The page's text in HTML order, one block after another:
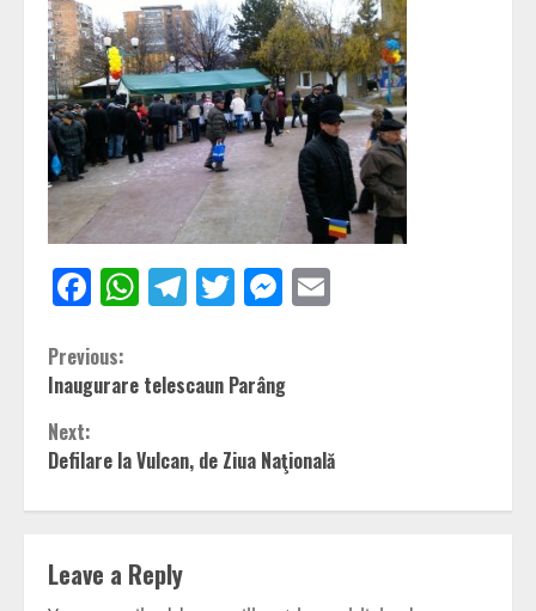
Facebook
WhatsApp
Telegram
TwitterMessenger
Continue
Reading
Previous:
Inaugurare telescaun Parâng
Next:
Defilare la Vulcan, de Ziua Naţională
Leave a Reply